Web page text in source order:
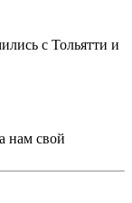
с Тольятти и
нам свой